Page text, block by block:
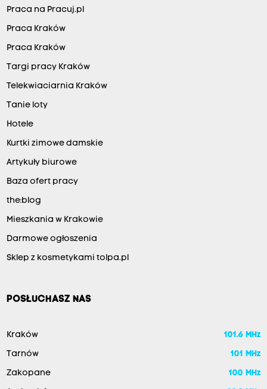
Praca na Pracuj.pl
Praca Kraków
Praca Kraków
Targi pracy Kraków
Telekwiaciarnia Kraków
Tanie loty
Hotele
Kurtki zimowe damskie
Artykuły biurowe
Baza ofert pracy
the:blog
Mieszkania w Krakowie
Darmowe ogłoszenia
Sklep z kosmetykami tolpa.pl
POSŁUCHASZ NAS
Kraków 101.6 MHz
Tarnów 101 MHz
Zakopane 100 MHz